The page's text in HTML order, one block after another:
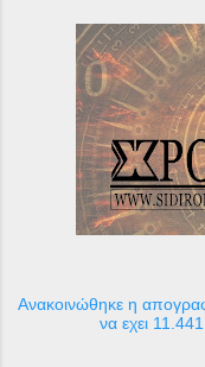
Ανακοινώθηκε η
να εχει